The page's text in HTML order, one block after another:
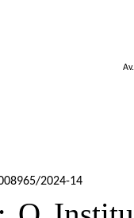
2024-14